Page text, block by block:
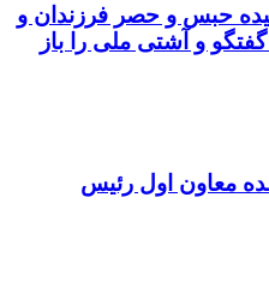
حبس و حصر فرزندان و
و آشتی ملی را باز
معاون اول رئیس